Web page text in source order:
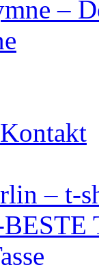
–
– t-